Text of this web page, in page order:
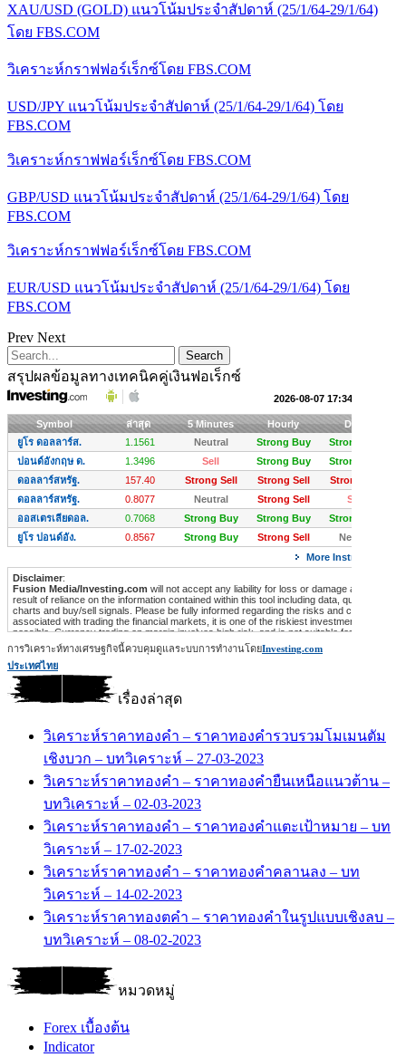
XAU/USD (GOLD) แนวโน้มประจำสัปดาห์ (25/1/64-29/1/64)
โดย FBS.COM
วิเคราะห์กราฟฟอร์เร็กซ์โดย FBS.COM
USD/JPY แนวโน้มประจำสัปดาห์ (25/1/64-29/1/64) โดย
FBS.COM
วิเคราะห์กราฟฟอร์เร็กซ์โดย FBS.COM
GBP/USD แนวโน้มประจำสัปดาห์ (25/1/64-29/1/64) โดย
FBS.COM
วิเคราะห์กราฟฟอร์เร็กซ์โดย FBS.COM
EUR/USD แนวโน้มประจำสัปดาห์ (25/1/64-29/1/64) โดย
FBS.COM
Prev Next
สรุปผลข้อมูลทางเทคนิคคู่เงินฟอเร็กซ์
การวิเคราะห์ทางเศรษฐกิจนี้ควบคุมดูแลระบบการทำงานโดยInvesting.com
ประเทศไทย
เรื่องล่าสุด
วิเคราะห์ราคาทองคำ – ราคาทองคำรวบรวมโมเมนตัม
เชิงบวก – บทวิเคราะห์ – 27-03-2023
วิเคราะห์ราคาทองคำ – ราคาทองคำยืนเหนือแนวต้าน –
บทวิเคราะห์ – 02-03-2023
วิเคราะห์ราคาทองคำ – ราคาทองคำแตะเป้าหมาย – บท
วิเคราะห์ – 17-02-2023
วิเคราะห์ราคาทองคำ – ราคาทองคำคลานลง – บท
วิเคราะห์ – 14-02-2023
วิเคราะห์ราคาทองตคำ – ราคาทองคำในรูปแบบเชิงลบ –
บทวิเคราะห์ – 08-02-2023
หมวดหมู่
Forex เบื้องต้น
Indicator